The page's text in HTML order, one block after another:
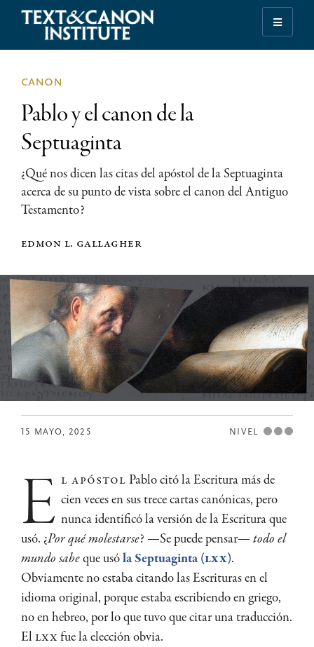
Skip
primary
Skip
main
Skip
footer
Iluminando
la
historia
Biblia
canon
Pablo y el canon de la
Septuaginta
¿Qué nos dicen las citas del apóstol de la Septuaginta
acerca de su punto de vista sobre el canon del Antiguo
Testamento?
edmon l. gallagher
15 MAYO, 2025 NIVEL
e l apóstolPablo citó la Escritura más de
cien veces en sus trece cartas canónicas, pero
nunca identificó la versión de la Escritura que
usó. ¿Por qué molestarse? —Se puede pensar—todo el
mundo sabeque usóla Septuaginta (LXX).
Obviamente no estaba citando las Escrituras en el
idioma original, porque estaba escribiendo en griego,
no en hebreo, por lo que tuvo que citar una traducción.
ElLXXfue la elección obvia.